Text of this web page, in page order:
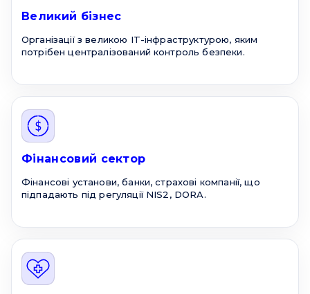
Великий бізнес
Організації з великою IT-інфраструктурою, яким
потрібен централізований контроль безпеки.
Фінансовий сектор
Фінансові установи, банки, страхові компанії, що
підпадають під регуляції NIS2, DORA.